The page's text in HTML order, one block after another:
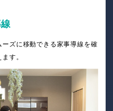
ズに移動できる家事導線を確
す。